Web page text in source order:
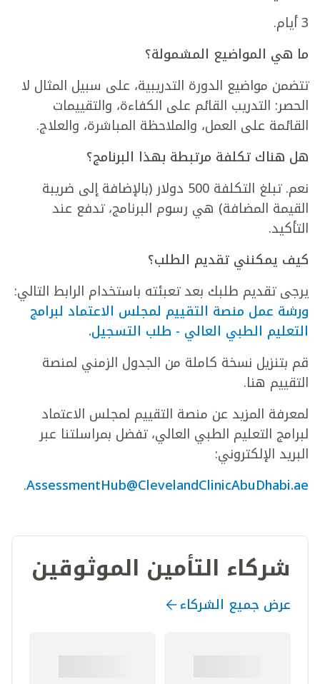
3 أيام.
ما هي المواضيع المشمولة؟
تتضمن مواضيع الدورة التدريبية، على سبيل المثال لا
الحصر: التدريب القائم على الكفاءة، والتقييمات
القائمة على العمل، والملاحظة المباشرة، والعلاج.
هل هناك تكلفة مرتبطة بهذا البرنامج؟
نعم. تبلغ التكلفة 500 دولار (بالإضافة إلى ضريبة
القيمة المضافة) هي رسوم البرنامج، تدفع عند
التأكيد.
كيف يمكنني تقديم الطلب؟
يرجى تقديم طلبك بعد تعبئته باستخدام الرابط التالي:
ورشة عمل منصة التقييم لمجلس الاعتماد لبرامج
التعليم الطبي العالي - طلب التسجيل.
قم بتنزيل نسخة كاملة من الجدول الزمني لمنصة
التقييم هنا.
لمعرفة المزيد عن منصة التقييم لمجلس الاعتماد
لبرامج التعليم الطبي العالي، تفضل بمراسلتنا عبر
البريد الإلكتروني:
AssessmentHub@ClevelandClinicAbuDhabi.ae
.
شركاء التأمين الموثوقين
عرض جميع الشركاء